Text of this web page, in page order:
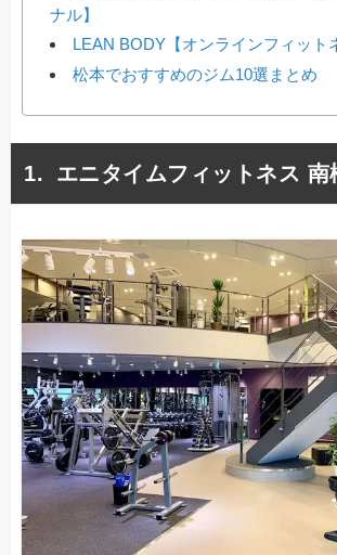
ナル】
LEAN BODY【オンラインフィット
松本でおすすめのジム10選まとめ
エニタイムフィットネス 南